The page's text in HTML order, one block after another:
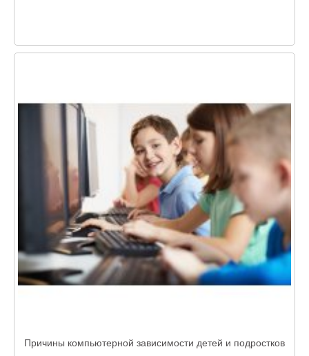
Причины компьютерной зависимости детей и подростков